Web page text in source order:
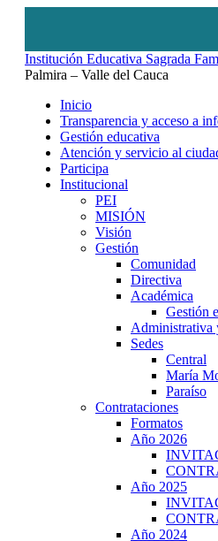
Institución Educativa Sagrada
Palmira – Valle del Cauca
Inicio
Transparencia y acceso a
Gestión educativa
Atención y servicio al
Participa
Institucional
PEI
MISIÓN
Visión
Gestión
Comunidad
Directiva
Académica
Gestión
Administrativa
Sedes
Central
María
Paraíso
Contrataciones
Formatos
Año 2026
Año 2025
Año 2024